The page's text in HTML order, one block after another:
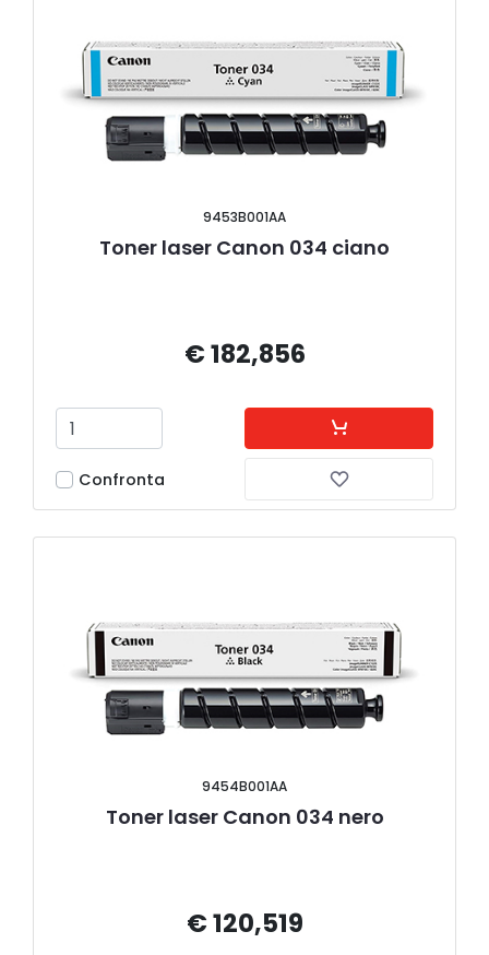
9453B001AA
Toner laser Canon 034 ciano
€ 182,856
Confronta
9454B001AA
Toner laser Canon 034 nero
€ 120,519